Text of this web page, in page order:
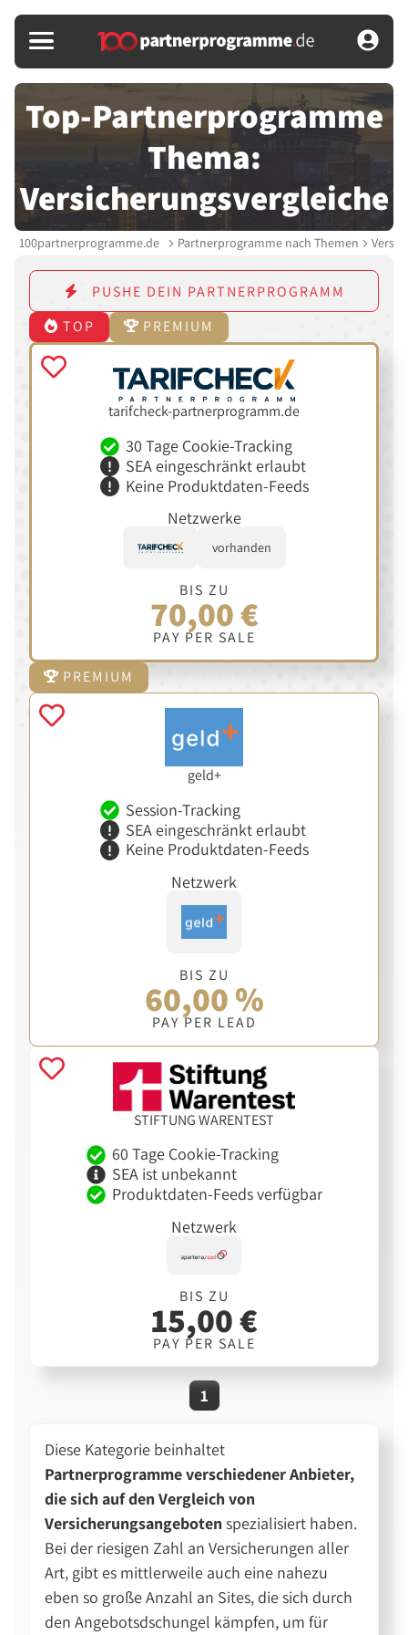
Top-Partnerprogramme
Thema:
Versicherungsvergleiche
100partnerprogramme.de Partnerprogramme nach Themen
PUSHE DEIN PARTNERPROGRAMM
TOP
PREMIUM
tarifcheck-partnerprogramm.de
30 Tage Cookie-Tracking
SEA eingeschränkt erlaubt
Keine Produktdaten-Feeds
Netzwerke
vorhanden
BIS ZU
70,00 €
PAY PER SALE
PREMIUM
geld+
Session-Tracking
SEA eingeschränkt erlaubt
Keine Produktdaten-Feeds
Netzwerk
BIS ZU
60,00 %
PAY PER LEAD
STIFTUNG WARENTEST
60 Tage Cookie-Tracking
SEA ist unbekannt
Produktdaten-Feeds verfügbar
Netzwerk
BIS ZU
15,00 €
PAY PER SALE
1
Diese Kategorie beinhaltet
Partnerprogramme verschiedener Anbieter,
die sich auf den Vergleich von
Versicherungsangeboten spezialisiert haben.
Bei der riesigen Zahl an Versicherungen aller
Art, gibt es mittlerweile auch eine nahezu
eben so große Anzahl an Sites, die sich durch
den Angebotsdschungel kämpfen, um für